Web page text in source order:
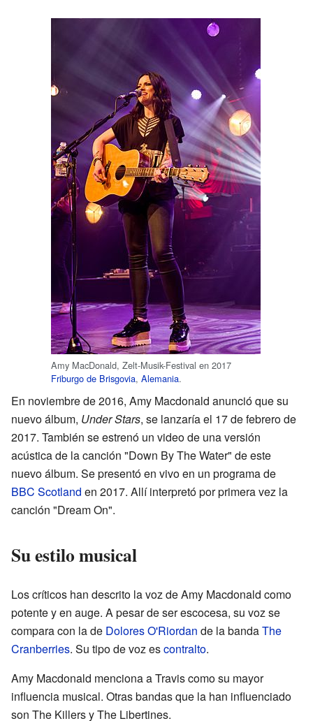
Amy MacDonald, Zelt-Musik-Festival en 2017
Friburgo de Brisgovia, Alemania.
En noviembre de 2016, Amy Macdonald anunció que su
nuevo álbum, Under Stars, se lanzaría el 17 de febrero de
2017. También se estrenó un video de una versión
acústica de la canción "Down By The Water" de este
nuevo álbum. Se presentó en vivo en un programa de
BBC Scotland en 2017. Allí interpretó por primera vez la
canción "Dream On".
Su estilo musical
Los críticos han descrito la voz de Amy Macdonald como
potente y en auge. A pesar de ser escocesa, su voz se
compara con la de Dolores O'Riordan de la bandaThe
Cranberries. Su tipo de voz escontralto.
Amy Macdonald menciona a Travis como su mayor
influencia musical. Otras bandas que la han influenciado
son The Killers y The Libertines.